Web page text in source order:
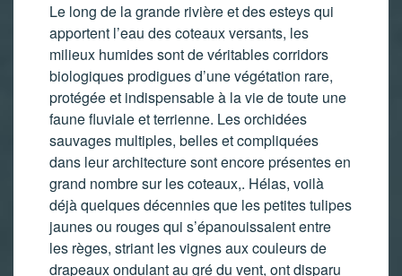
Le long de la grande rivière et des esteys qui
apportent l’eau des coteaux versants, les
milieux humides sont de véritables corridors
biologiques prodigues d’une végétation rare,
protégée et indispensable à la vie de toute une
faune fluviale et terrienne. Les orchidées
sauvages multiples, belles et compliquées
dans leur architecture sont encore présentes en
grand nombre sur les coteaux,. Hélas, voilà
déjà quelques décennies que les petites tulipes
jaunes ou rouges qui s’épanouissaient entre
les règes, striant les vignes aux couleurs de
drapeaux ondulant au gré du vent, ont disparu